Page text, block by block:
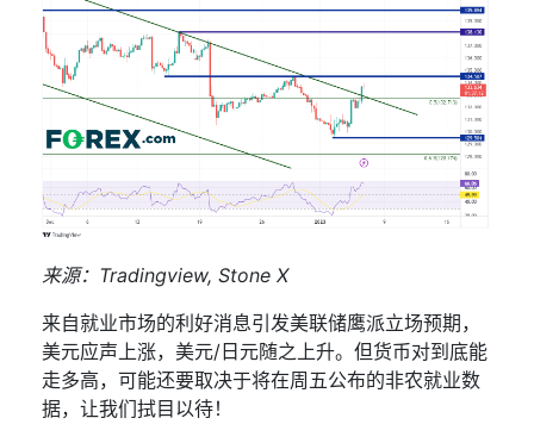
来源： Tradingview, Stone X
来自就业市场的利好消息引发美联储鹰派立场预期，
美元应声上涨，美元/ 日元随之上升。但货币对到底能
走多高，可能还要取决于将在周五公布的非农就业数
据， 让我们拭目以待！